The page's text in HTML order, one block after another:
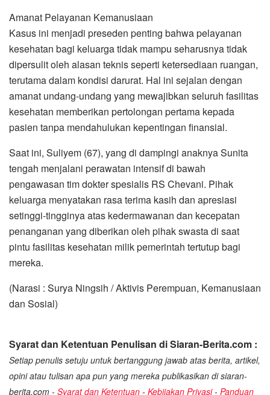
Amanat Pelayanan Kemanusiaan
Kasus ini menjadi preseden penting bahwa pelayanan
kesehatan bagi keluarga tidak mampu seharusnya tidak
dipersulit oleh alasan teknis seperti ketersediaan ruangan,
terutama dalam kondisi darurat. Hal ini sejalan dengan
amanat undang-undang yang mewajibkan seluruh fasilitas
kesehatan memberikan pertolongan pertama kepada
pasien tanpa mendahulukan kepentingan finansial.
Saat ini, Suliyem (67), yang di dampingi anaknya Sunita
tengah menjalani perawatan intensif di bawah
pengawasan tim dokter spesialis RS Chevani. Pihak
keluarga menyatakan rasa terima kasih dan apresiasi
setinggi-tingginya atas kedermawanan dan kecepatan
penanganan yang diberikan oleh pihak swasta di saat
pintu fasilitas kesehatan milik pemerintah tertutup bagi
mereka.
(Narasi : Surya Ningsih / Aktivis Perempuan, Kemanusiaan
dan Sosial)
Syarat dan Ketentuan Penulisan di Siaran-Berita.com :
Setiap penulis setuju untuk bertanggung jawab atas berita, artikel,
opini atau tulisan apa pun yang mereka publikasikan di siaran-
berita.com - Syarat dan Ketentuan - Kebijakan Privasi- Panduan